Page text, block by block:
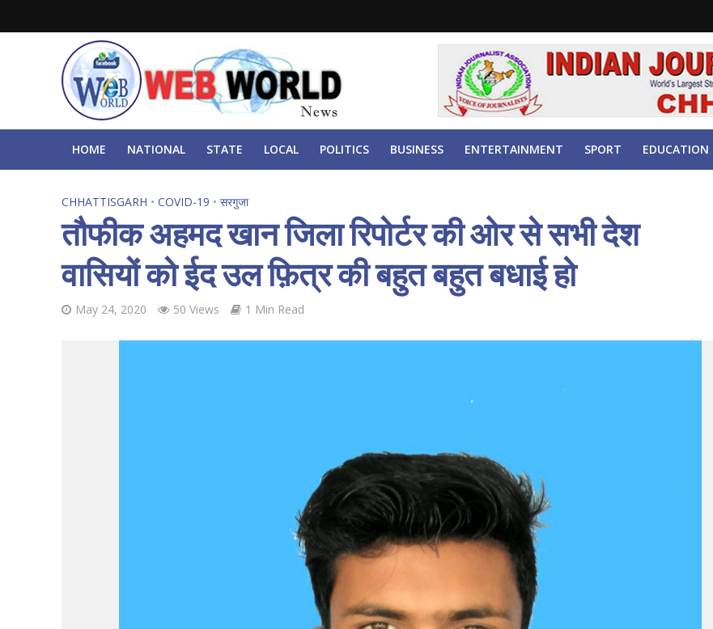
HOME NATIONAL STATE LOCAL POLITICS BUSINESS ENTERTAINMENT SPORT EDUCATION
CHHATTISGARH • COVID-19 • सरगुजा
तौफीक अहमद खान जिला रिपोर्टर की ओर से सभी देश
वासियों को ईद उल फ़ित्र की बहुत बहुत बधाई हो
May 24, 2020 50 Views 1 Min Read